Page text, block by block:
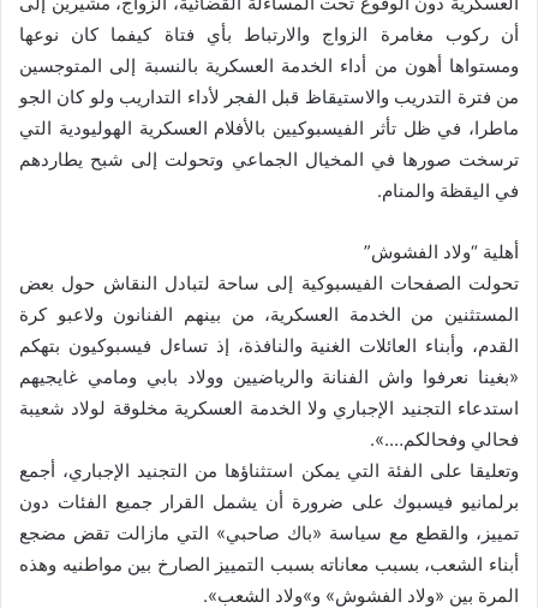
أن ركوب مغامرة الزواج والارتباط بأي فتاة كيفما كان نوعها
ومستواها أهون من أداء الخدمة العسكرية بالنسبة إلى المتوجسين
من فترة التدريب والاستيقاظ قبل الفجر لأداء التداريب ولو كان الجو
ماطرا، في ظل تأثر الفيسبوكيين بالأفلام العسكرية الهوليودية التي
ترسخت صورها في المخيال الجماعي وتحولت إلى شبح يطاردهم
في اليقظة والمنام.
أهلية “ولاد الفشوش”
تحولت الصفحات الفيسبوكية إلى ساحة لتبادل النقاش حول بعض
المستثنين من الخدمة العسكرية، من بينهم الفنانون ولاعبو كرة
القدم، وأبناء العائلات الغنية والنافذة، إذ تساءل فيسبوكيون بتهكم
«بغينا نعرفوا واش الفنانة والرياضيين وولاد بابي ومامي غايجيهم
استدعاء التجنيد الإجباري ولا الخدمة العسكرية مخلوقة لولاد شعيبة
فحالي وفحالكم….».
وتعليقا على الفئة التي يمكن استثناؤها من التجنيد الإجباري، أجمع
برلمانيو فيسبوك على ضرورة أن يشمل القرار جميع الفئات دون
تمييز، والقطع مع سياسة «باك صاحبي» التي مازالت تقض مضجع
أبناء الشعب، بسبب معاناته بسبب التمييز الصارخ بين مواطنيه وهذه
المرة بين «ولاد الفشوش» و»ولاد الشعب».